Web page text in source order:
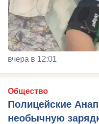
вчера в 12:01
Общество
Полицейские
необычную